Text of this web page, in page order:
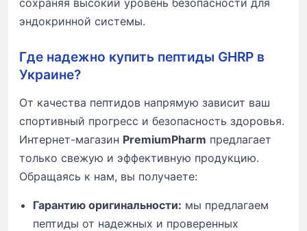
сохраняя высокий уровень безопасности для
эндокринной системы.
Где надежно купить пептиды GHRP в
Украине?
От качества пептидов напрямую зависит ваш
спортивный прогресс и безопасность здоровья.
Интернет-магазин PremiumPharm предлагает
только свежую и эффективную продукцию.
Обращаясь к нам, вы получаете:
Гарантию оригинальности: мы предлагаем
пептиды от надежных и проверенных